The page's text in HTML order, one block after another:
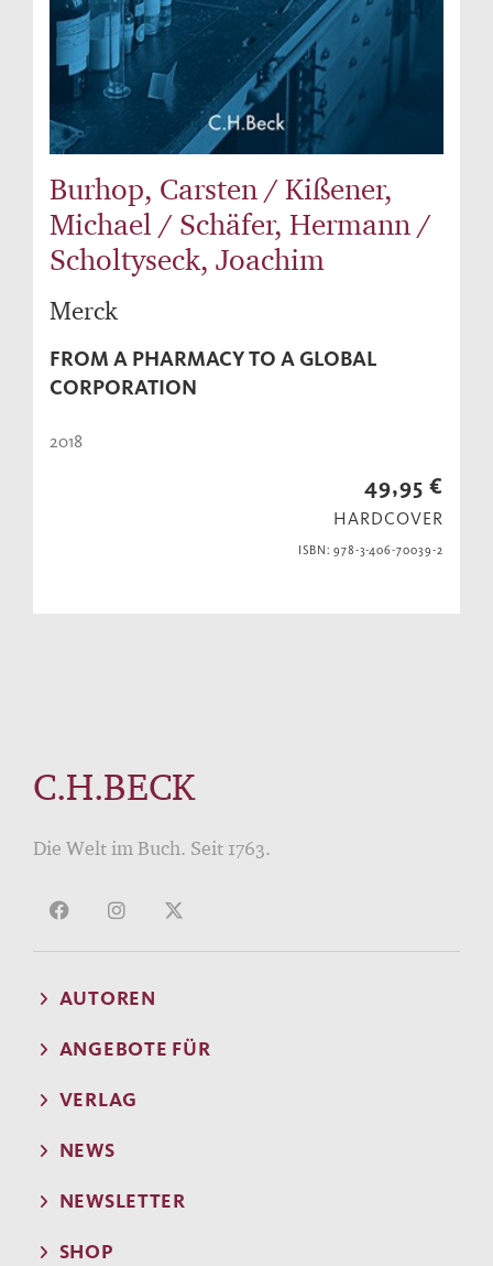
Burhop, Carsten / Kißener,
Michael / Schäfer, Hermann /
Scholtyseck, Joachim
Merck
FROM A PHARMACY TO A GLOBAL
CORPORATION
2018
49,95 €
HARDCOVER
ISBN: 978-3-406-70039-2
C.H.BECK
Die Welt im Buch. Seit 1763.
AUTOREN
ANGEBOTE FÜR
VERLAG
NEWS
NEWSLETTER
SHOP